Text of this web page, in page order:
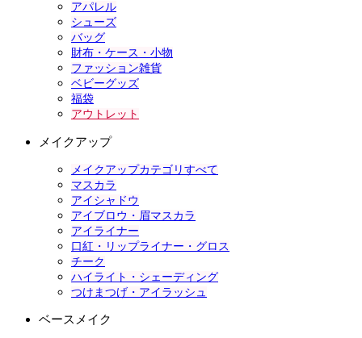
アパレル
シューズ
バッグ
財布・ケース・小物
ファッション雑貨
ベビーグッズ
福袋
アウトレット
メイクアップ
メイクアップカテゴリすべて
マスカラ
アイシャドウ
アイブロウ・眉マスカラ
アイライナー
口紅・リップライナー・グロス
チーク
ハイライト・シェーディング
つけまつげ・アイラッシュ
ベースメイク